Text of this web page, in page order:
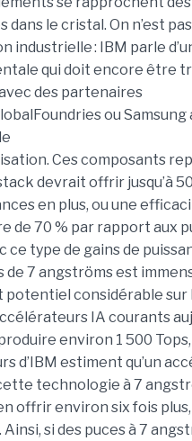
dans le cristal. On n’est
industrielle : IBM parle
qui doit encore être
des partenaires
ou Samsung
Ces composants
devrait offrir jusqu’à
en plus, ou une
de 70 % par rapport aux
ce type de gains de
de 7 angströms est
potentiel considérable sur
IA courants
environ 1 500
d’IBM estiment qu’un
technologie à 7
offrir environ six fois
Ainsi, si des puces à 7